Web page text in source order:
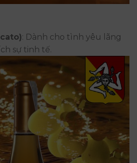
: Dành cho tình yêu lãng
sự tinh tế.